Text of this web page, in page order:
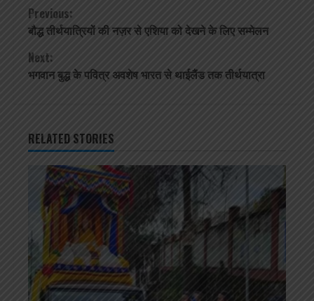
Continue
Reading
Previous:
बौद्ध तीर्थयात्रियों की नज़र से एशिया को देखने के लिए सम्मेलन
Next:
भगवान बुद्ध के पवित्र अवशेष भारत से थाईलैंड तक तीर्थयात्रा
RELATED STORIES